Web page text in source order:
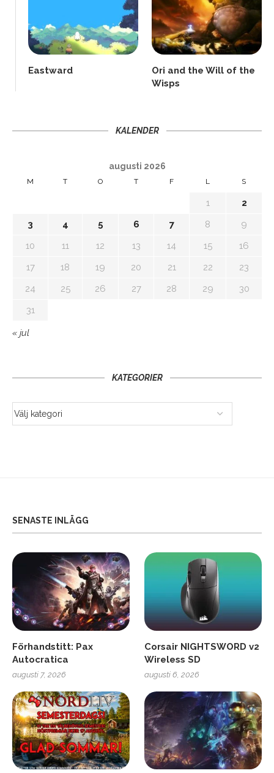
Eastward
Ori and the Will of the
Wisps
KALENDER
augusti 2026
M T O T F L S
1
2
3
4 5 6 7 8
9
10
11 12 13 14 15
16
17
18 19 20 21 22
23
24
25 26 27 28 29
30
31
« jul
KATEGORIER
SENASTE INLÄGG
Förhandstitt: Pax
Autocratica
augusti 7, 2026
Corsair NIGHTSWORD v2
Wireless SD
augusti 6, 2026